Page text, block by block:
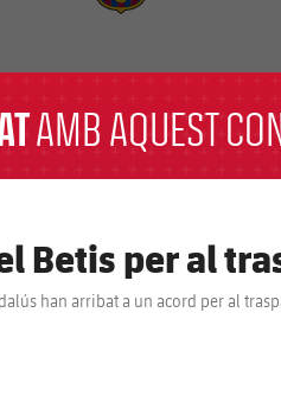
AMB AQUEST
Betis per al
han arribat a un acord per al